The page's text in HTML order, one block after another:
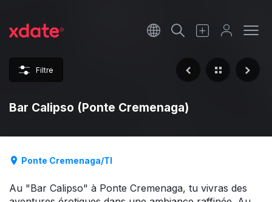
Filtre
Bar Calipso (Ponte Cremenaga)
Ponte Cremenaga/TI
Au "Bar Calipso" à Ponte Cremenaga, tu vivras des